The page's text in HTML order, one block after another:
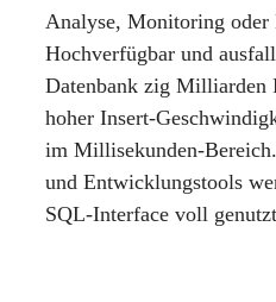
Analyse, Monitoring oder
Hochverfügbar und
Datenbank zig Milliarden
hoher Insert-
im Millisekunden-
und Entwicklungstools
SQL-Interface voll